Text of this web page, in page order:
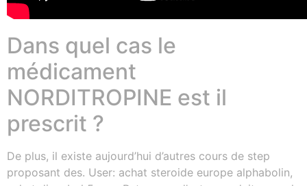
Dans quel cas le
médicament
NORDITROPINE est il
prescrit ?
De plus, il existe aujourd’hui d’autres cours de step
proposant des. User: achat steroide europe alphabolin,